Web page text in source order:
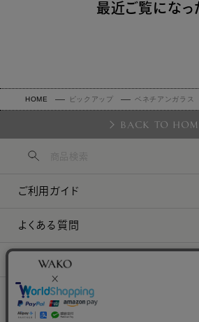
最近ご覧になっ
HOME ピックアップ ベネチアンガラス
BACK TO
ご利用ガイド
よくある質問
お問い合わせ
企業情報